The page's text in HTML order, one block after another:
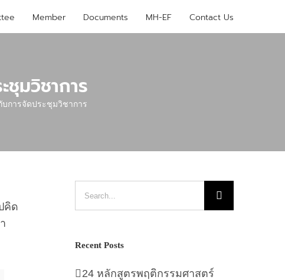
Member Documents MH-EF Contact Us
ชุมวิชาการ
การจัดประชุมวิชาการ
คิด
Recent Posts
24 หลักสูตรพฤติกรรมศาสตร์